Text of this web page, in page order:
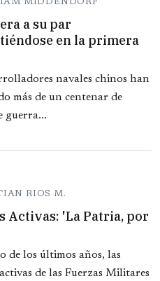
MIDDENDORF
a su par
en la primera
navales chinos han
más de un centenar de
guerra...
RIOS M.
Activas: 'La Patria, por
de los últimos años, las
de las Fuerzas Militares